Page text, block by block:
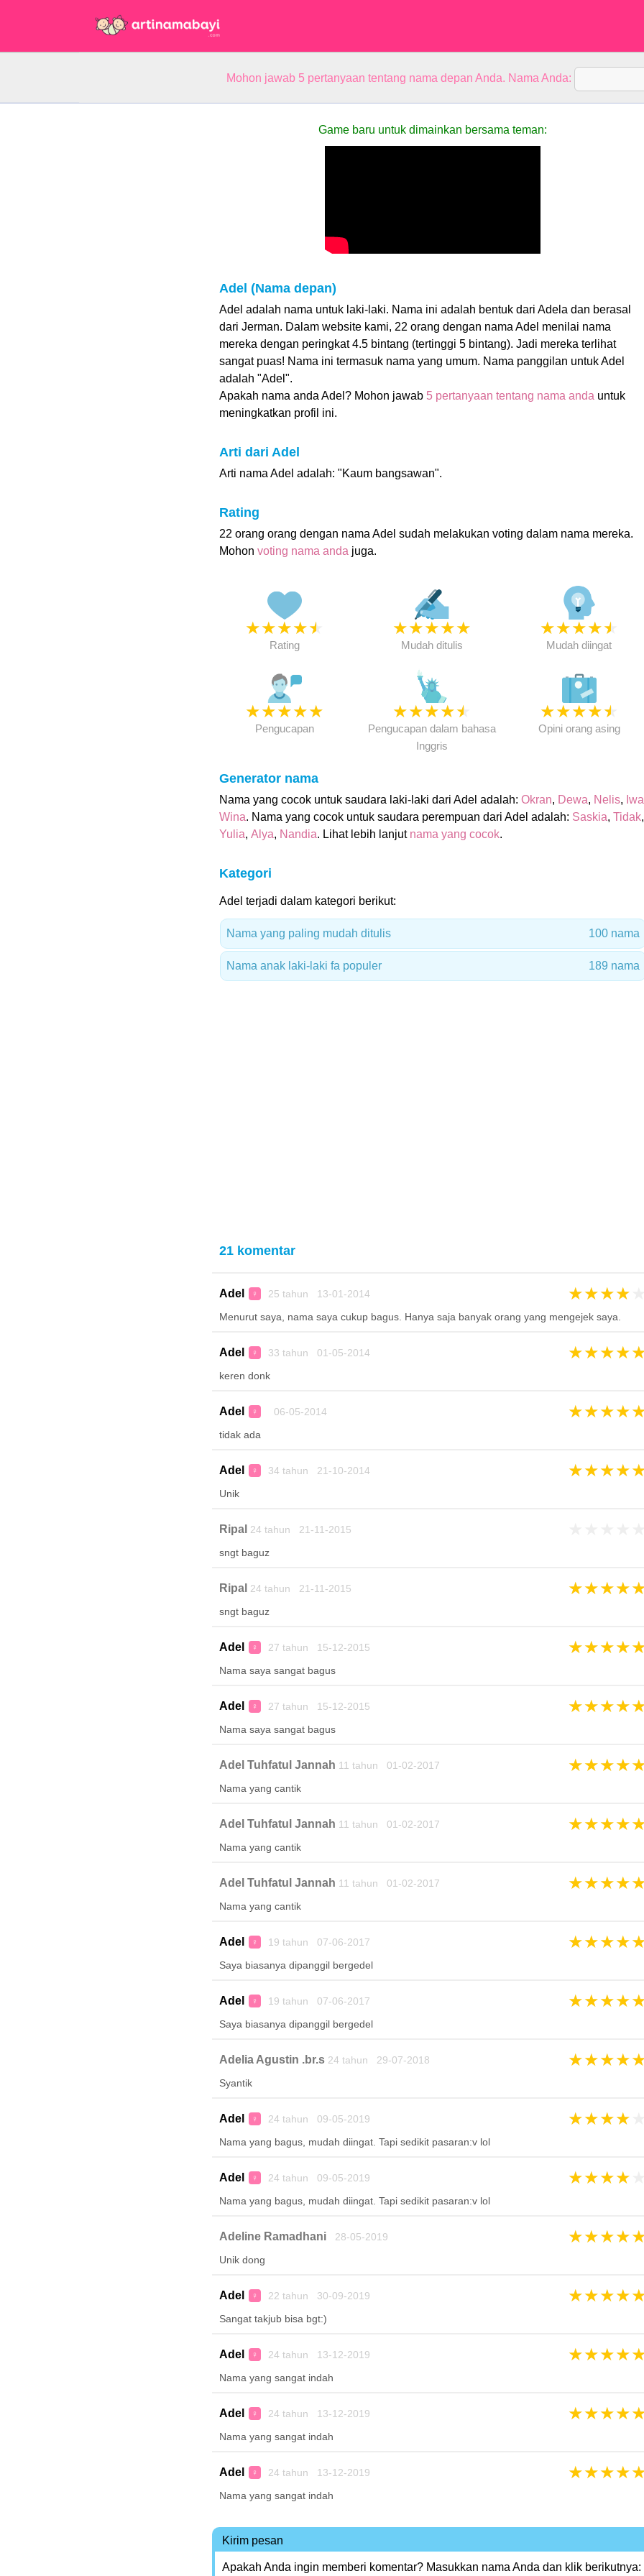
Mohon jawab 5 pertanyaan tentang nama depan Anda. Nama Anda:
Game baru untuk dimainkan bersama teman:
Adel (Nama depan)
Adel adalah nama untuk laki-laki. Nama ini adalah bentuk dari Adela dan berasal
dari Jerman. Dalam website kami, 22 orang dengan nama Adel menilai nama
mereka dengan peringkat 4.5 bintang (tertinggi 5 bintang). Jadi mereka terlihat
sangat puas! Nama ini termasuk nama yang umum. Nama panggilan untuk Adel
adalah "Adel".
Apakah nama anda Adel? Mohon jawab 5 pertanyaan tentang nama anda untuk
meningkatkan profil ini.
Arti dari Adel
Arti nama Adel adalah: "Kaum bangsawan".
Rating
22 orang orang dengan nama Adel sudah melakukan voting dalam nama mereka.
Mohon voting nama anda juga.
★★★★★
Rating
★★★★★
Mudah ditulis
★★★★★
Mudah diingat
★★★★★
Pengucapan
★★★★★
Pengucapan dalam bahasa
Inggris
★★★★★
Opini orang asing
Generator nama
Nama yang cocok untuk saudara laki-laki dari Adel adalah: Okran, Dewa, Nelis,
Wina. Nama yang cocok untuk saudara perempuan dari Adel adalah: Saskia, Tidak,
Yulia, Alya, Nandia. Lihat lebih lanjut nama yang cocok.
Kategori
Adel terjadi dalam kategori berikut:
Nama yang paling mudah ditulis 100 nama
Nama anak laki-laki fa populer 189 nama
21 komentar
Adel ♀ 25 tahun 13-01-2014 ★★★★
Menurut saya, nama saya cukup bagus. Hanya saja banyak orang yang mengejek saya.
Adel ♀ 33 tahun 01-05-2014 ★★★★
keren donk
Adel ♀ 06-05-2014 ★★★★
tidak ada
Adel ♀ 34 tahun 21-10-2014 ★★★★
Unik
Ripal 24 tahun 21-11-2015
sngt baguz
Ripal 24 tahun 21-11-2015 ★★★★
sngt baguz
Adel ♀ 27 tahun 15-12-2015 ★★★★
Nama saya sangat bagus
Adel ♀ 27 tahun 15-12-2015 ★★★★
Nama saya sangat bagus
Adel Tuhfatul Jannah 11 tahun 01-02-2017 ★★★★
Nama yang cantik
Adel Tuhfatul Jannah 11 tahun 01-02-2017 ★★★★
Nama yang cantik
Adel Tuhfatul Jannah 11 tahun 01-02-2017 ★★★★
Nama yang cantik
Adel ♀ 19 tahun 07-06-2017 ★★★★
Saya biasanya dipanggil bergedel
Adel ♀ 19 tahun 07-06-2017 ★★★★
Saya biasanya dipanggil bergedel
Adelia Agustin .br.s24 tahun 29-07-2018 ★★★★
Syantik
Adel ♀ 24 tahun 09-05-2019 ★★★★
Nama yang bagus, mudah diingat. Tapi sedikit pasaran:v lol
Adel ♀ 24 tahun 09-05-2019 ★★★★
Nama yang bagus, mudah diingat. Tapi sedikit pasaran:v lol
Adeline Ramadhani28-05-2019 ★★★★
Unik dong
Adel ♀ 22 tahun 30-09-2019 ★★★★
Sangat takjub bisa bgt:)
Adel ♀ 24 tahun 13-12-2019 ★★★★
Nama yang sangat indah
Adel ♀ 24 tahun 13-12-2019 ★★★★
Nama yang sangat indah
Adel ♀ 24 tahun 13-12-2019 ★★★★
Nama yang sangat indah
Kirim pesan
Apakah Anda ingin memberi komentar? Masukkan nama Anda dan klik berikutnya: